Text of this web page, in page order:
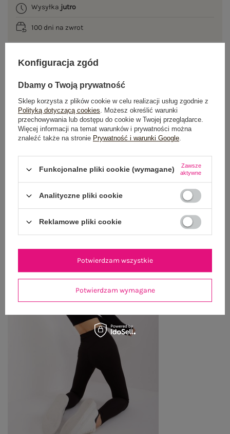
Wysyłka jutro
100 dni na zwrot
GŁÓWNE PARAMETRY
OPINIE O PRODUKCIE (2)
ZWROTY I REKLAMACJE
OSTATNIO OGLĄDANE
Zobacz wszystko
Konfiguracja zgód
Dbamy o Twoją prywatność
Sklep korzysta z plików cookie w celu realizacji usług zgodnie z
Polityką dotyczącą cookies. Możesz określić warunki
przechowywania lub dostępu do cookie w Twojej przeglądarce.
Więcej informacji na temat warunków i prywatności można
znaleźć także na stronie Prywatność i warunki Google.
Funkcjonalne pliki cookie (wymagane)
Zawsze
aktywne
Analityczne pliki cookie
Reklamowe pliki cookie
Potwierdzam wymagane
Potwierdzam wszystkie